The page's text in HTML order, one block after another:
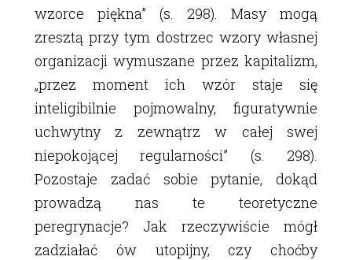
wzorce piękna” (s. 298). Masy mogą
zresztą przy tym dostrzec wzory własnej
organizacji wymuszane przez kapitalizm,
„przez moment ich wzór staje się
inteligibilnie pojmowalny, figuratywnie
uchwytny z zewnątrz w całej swej
niepokojącej regularności” (s. 298).
Pozostaje zadać sobie pytanie, dokąd
prowadzą nas te teoretyczne
peregrynacje? Jak rzeczywiście mógł
zadziałać ów utopijny, czy choćby